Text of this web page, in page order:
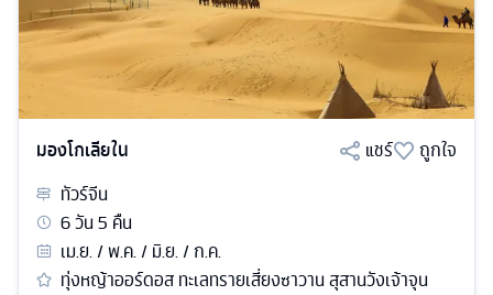
มองโกเลียใน แชร์
ถูกใจ
ทัวร์จีน
6วัน5 คืน
เม.ย. / พ.ค. / มิ.ย. / ก.ค.
ทุ่งหญ้าออร์ดอส ทะเลทรายเสี่ยงซาวาน สุสานวังเจ้าจุน